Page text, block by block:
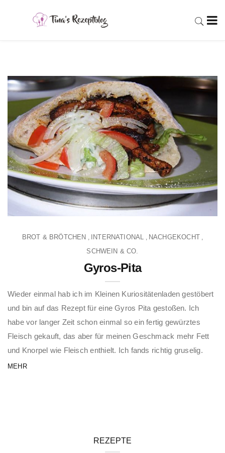
BROT & BRÖTCHEN INTERNATIONAL NACHGEKOCHT,
SCHWEIN & CO.
Gyros-Pita
Wieder einmal hab ich im Kleinen Kuriositätenladen gestöbert
und bin auf das Rezept für eine Gyros Pita gestoßen. Ich
habe vor langer Zeit schon einmal so ein fertig gewürztes
Fleisch gekauft, das aber für meinen Geschmack mehr Fett
und Knorpel wie Fleisch enthielt. Ich fands richtig gruselig.
MEHR
REZEPTE